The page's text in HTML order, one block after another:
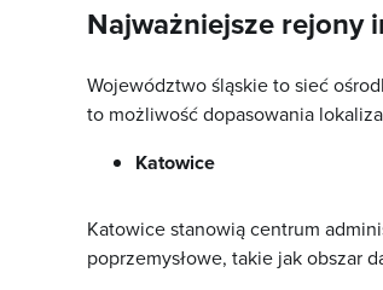
Najważniejsze rejony
Województwo śląskie to sieć
to możliwość dopasowania
Katowice
Katowicestanowią centrum
poprzemysłowe, takie jak obszar